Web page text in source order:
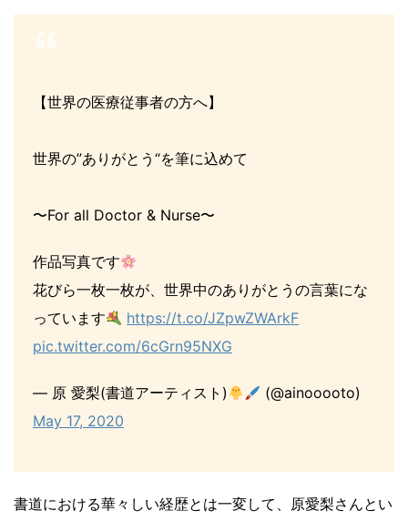
【世界の医療従事者の方へ】
世界の”ありがとう“を筆に込めて
〜For all Doctor & Nurse〜
作品写真です
花びら一枚一枚が、世界中のありがとうの言葉にな
っています
https://t.co/JZpwZWArkF
pic.twitter.com/6cGrn95NXG
— 原 愛梨(書道アーティスト)
(@ainooooto)
May 17, 2020
書道における華々しい経歴とは一変して、原愛梨さんとい